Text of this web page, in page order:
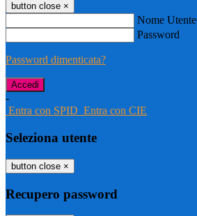
button close ×
Nome Utente
Password
Password dimenticata?
-
Entra con SPID Entra con CIE
Seleziona utente
button close ×
Recupero password